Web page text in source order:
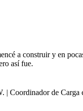
a construir y en
así fue.
| Coordinador de Carga